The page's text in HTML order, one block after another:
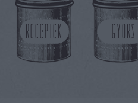
RECEPTEK GYORS